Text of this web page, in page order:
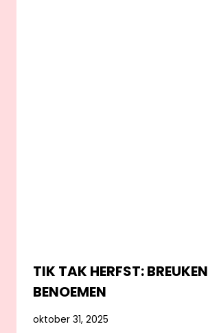
TIK TAK HERFST: BREUKEN
BENOEMEN
oktober 31, 2025